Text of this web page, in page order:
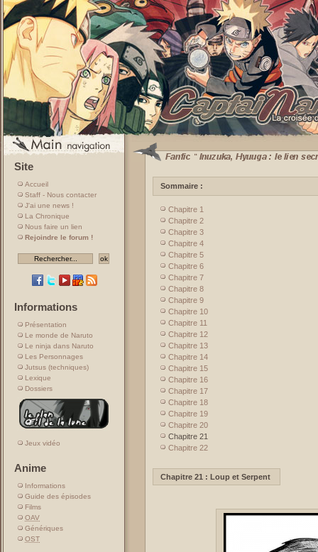
Site
Accueil
Staff - Nous contacter
J'ai une news !
La Chronique
Nous faire un lien
Rejoindre le forum !
Informations
Présentation
Le monde de Naruto
Le ninja dans Naruto
Les Personnages
Jutsus (techniques)
Lexique
Dossiers
Jeux vidéo
Anime
Informations
Guide des épisodes
Films
OAV
Génériques
OST
Sommaire :
Chapitre 1
Chapitre 2
Chapitre 3
Chapitre 4
Chapitre 5
Chapitre 6
Chapitre 7
Chapitre 8
Chapitre 9
Chapitre 10
Chapitre 11
Chapitre 12
Chapitre 13
Chapitre 14
Chapitre 15
Chapitre 16
Chapitre 17
Chapitre 18
Chapitre 19
Chapitre 20
Chapitre 21
Chapitre 22
Chapitre 21 : Loup et Serpent